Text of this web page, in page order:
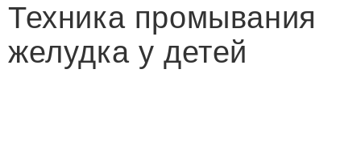
Техника промывания
желудка у детей